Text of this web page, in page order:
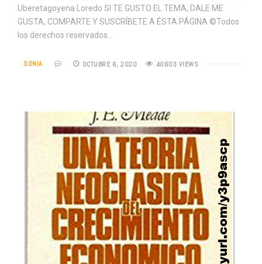
Uberetagoyena Loredo SI TE GUSTO EL TEMA, DALE ME
GUSTA, COMPARTE Y SUSCRÍBETE A ÉSTA PÁGINA ©Todos
los derechos reservados…
SONIA OCTUBRE 6, 2020 40603 VIEWS